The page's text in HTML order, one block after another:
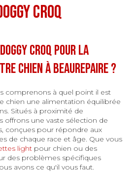
Croq
Croq pour la
chien à Beaurepaire ?
comprenons à quel point il est
chien une alimentation équilibrée
Situés à proximité de
offrons une vaste sélection de
conçues pour répondre aux
de chaque race et âge. Que vous
light pour chien ou des
des problèmes spécifiques
avons ce qu'il vous faut.